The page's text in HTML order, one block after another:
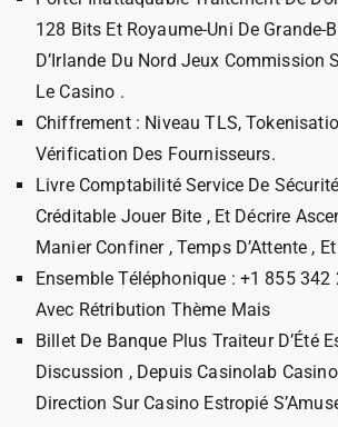
128 Bits Et Royaume-Uni De Grande-
D’Irlande Du Nord Jeux Commission
Le Casino .
Chiffrement : Niveau TLS,
Vérification Des Fournisseurs.
Livre Comptabilité Service De
Créditable Jouer Bite , Et Décrire
Manier Confiner , Temps D’Attente ,
Ensemble Téléphonique : +1 855 342
Avec Rétribution Thème Mais
Billet De Banque Plus Traiteur D’Été
Discussion , Depuis Casinolab Casino
Direction Sur Casino Estropié